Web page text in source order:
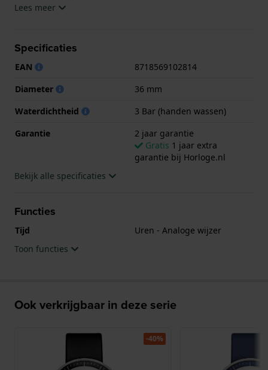
geleverd met 2 jaar garantie.
Lees meer
Specificaties
EAN
8718569102814
Diameter
36 mm
Waterdichtheid
3 Bar (handen wassen)
Garantie
2 jaar garantie
Gratis 1 jaar extra
garantie bij Horloge.nl
Bekijk alle specificaties
Functies
Tijd
Uren - Analoge wijzer
Toon functies
Ook verkrijgbaar in deze serie
-40%